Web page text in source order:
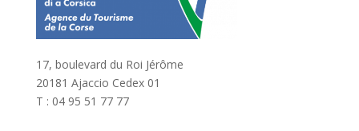
17, boulevard du Roi Jérôme
20181 Ajaccio Cedex 01
T : 04 95 51 77 77